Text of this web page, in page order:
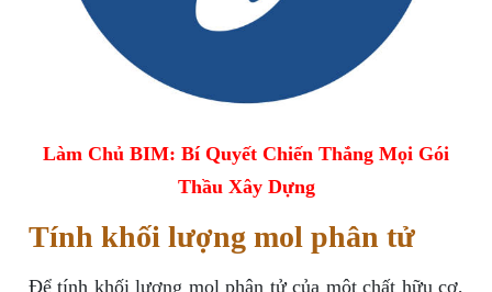
Làm Chủ BIM: Bí Quyết Chiến Thắng Mọi Gói
Thầu Xây Dựng
Tính khối lượng mol phân tử
Để tính khối lượng mol phân tử của một chất hữu cơ,